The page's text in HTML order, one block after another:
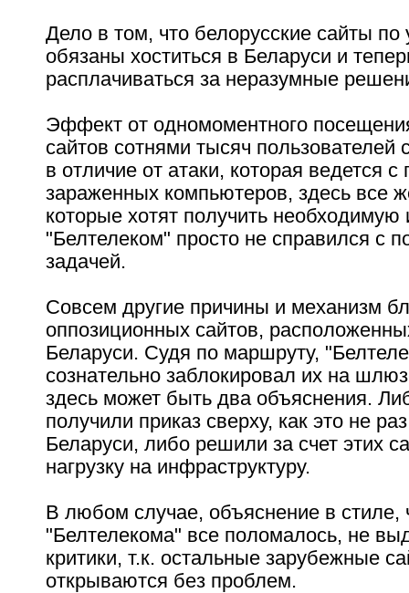
Дело в том, что белорусские сайты
обязаны хоститься в Беларуси и
расплачиваться за неразумные
Эффект от одномоментного
сайтов сотнями тысяч пользователей
в отличие от атаки, которая ведется
зараженных компьютеров, здесь все
которые хотят получить
"Белтелеком" просто не справился с
задачей.
Совсем другие причины и механизм
оппозиционных сайтов,
Беларуси. Судя по маршруту,
сознательно заблокировал их на
здесь может быть два объяснения.
получили приказ сверху, как это не
Беларуси, либо решили за счет этих
нагрузку на инфраструктуру.
В любом случае, объяснение в стиле,
"Белтелекома" все поломалось, не
критики, т.к. остальные зарубежные
открываются без проблем.